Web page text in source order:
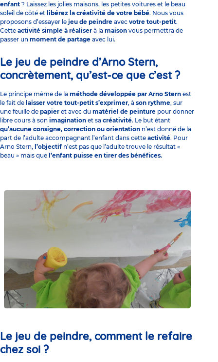
enfant ? Laissez les jolies maisons, les petites voitures et le beau
soleil de côté et libérez la créativité de votre bébé. Nous vous
proposons d’essayer le jeu de peindre avec votre tout-petit.
Cette activité simple à réaliser à la maison vous permettra de
passer un moment de partage avec lui.
Le jeu de peindre d’Arno Stern,
concrètement, qu’est-ce que c’est ?
Le principe même de la méthode développée par Arno Stern est
le fait de laisser votre tout-petit s’exprimer, à son rythme, sur
une feuille de papier et avec du matériel de peinture pour donner
libre cours à son imagination et sa créativité. Le but étant
qu’aucune consigne, correction ou orientation n’est donné de la
part de l’adulte accompagnant l’enfant dans cette activité. Pour
Arno Stern, l’objectif n’est pas que l’adulte trouve le résultat «
beau » mais que l’enfant puisse en tirer des bénéfices.
Le jeu de peindre, comment le refaire
chez soi ?